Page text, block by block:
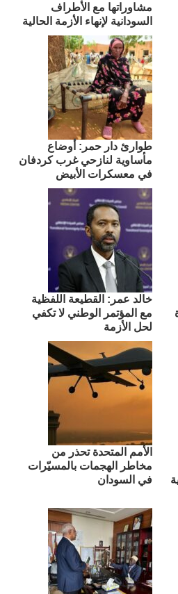
مشاوراتها مع الأطراف
السودانية لإنهاء الأزمة الحالية
طوارئ دار حمر: أوضاع
مأساوية لنازحي غرب كردفان
في معسكرات الأبيض
​خالد عمر: القطيعة اللفظية
مع المؤتمر الوطني لا تكفي
لحل الأزمة
الأمم المتحدة تحذر من
مخاطر الهجمات بالمسيّرات
في السودان